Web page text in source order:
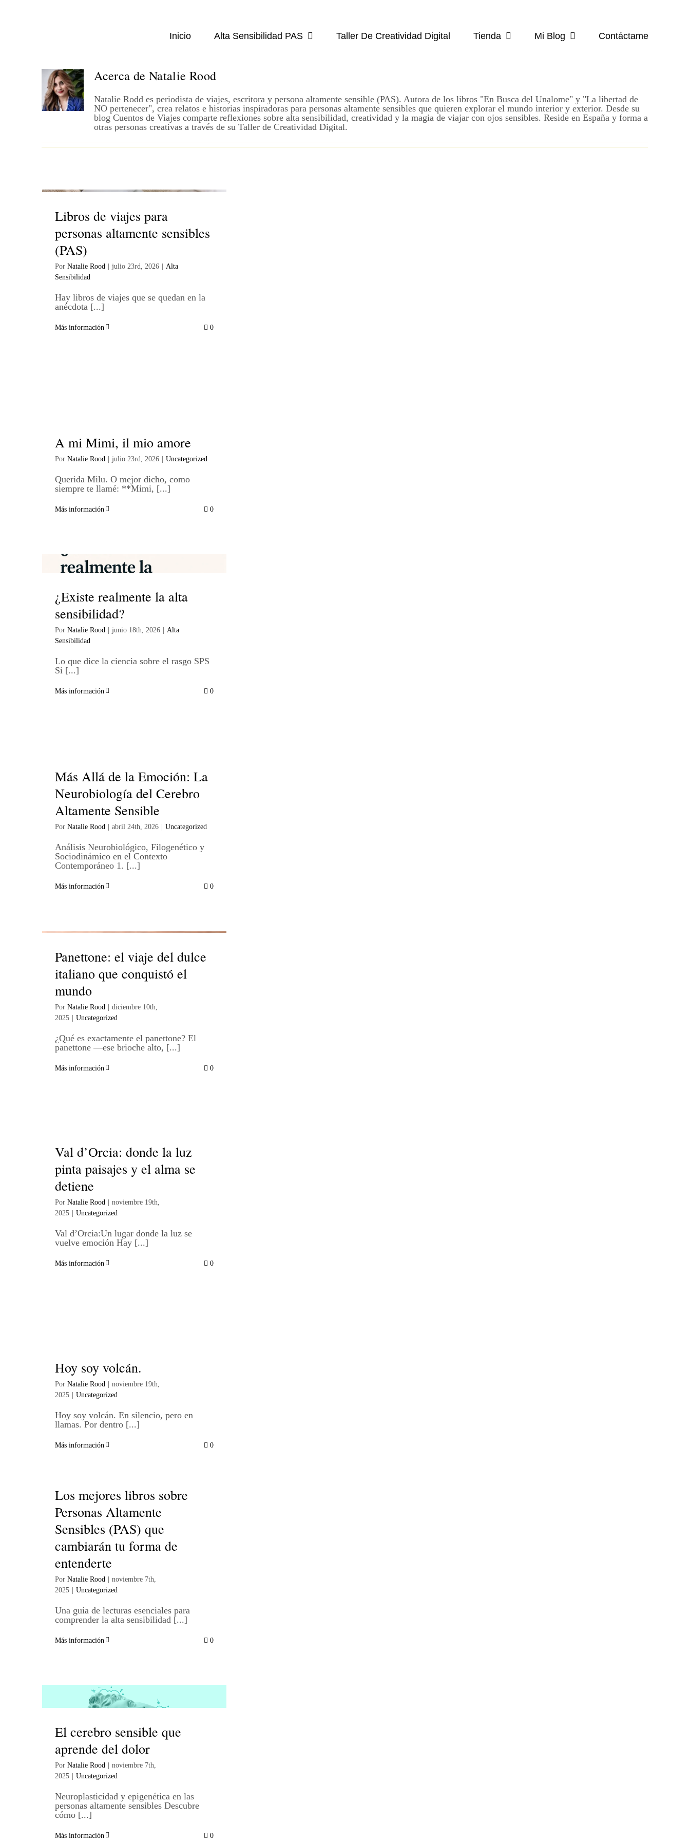
Inicio
Alta Sensibilidad PAS Taller De Creatividad Digital Tienda Mi Blog Contáctame
Acerca de Natalie Rood
Natalie Rodd es periodista de viajes, escritora y persona altamente sensible (PAS). Autora de los libros "En Busca del Unalome" y "La libertad de
NO pertenecer", crea relatos e historias inspiradoras para personas altamente sensibles que quieren explorar el mundo interior y exterior. Desde su
blog Cuentos de Viajes comparte reflexiones sobre alta sensibilidad, creatividad y la magia de viajar con ojos sensibles. Reside en España y forma a
otras personas creativas a través de su Taller de Creatividad Digital.
Libros de viajes para
personas altamente sensibles
(PAS)
PorNatalie Rood | julio 23rd, 2026 | Alta
Sensibilidad
Hay libros de viajes que se quedan en la
anécdota [...]
Más información 0
A mi Mimi, il mio amore
PorNatalie Rood | julio 23rd, 2026 | Uncategorized
Querida Milu. O mejor dicho, como
siempre te llamé: **Mimi, [...]
Más información 0
¿Existe realmente la alta
sensibilidad?
PorNatalie Rood junio 18th, 2026
Alta
Sensibilidad
Lo que dice la ciencia sobre el rasgo SPS
Si [...]
Más información 0
Más Allá de la Emoción: La
Neurobiología del Cerebro
Altamente Sensible
PorNatalie Rood | abril 24th, 2026 | Uncategorized
Análisis Neurobiológico, Filogenético y
Sociodinámico en el Contexto
Contemporáneo 1. [...]
Más información 0
Panettone: el viaje del dulce
italiano que conquistó el
mundo
PorNatalie Rood
diciembre 10th,
2025
Uncategorized
¿Qué es exactamente el panettone? El
panettone —ese brioche alto, [...]
Más información 0
Val d’Orcia: donde la luz
pinta paisajes y el alma se
detiene
PorNatalie Rood
noviembre 19th,
2025
Uncategorized
Val d’Orcia:Un lugar donde la luz se
vuelve emoción Hay [...]
Más información 0
Hoy soy volcán.
PorNatalie Rood
noviembre 19th,
2025
Uncategorized
Hoy soy volcán. En silencio, pero en
llamas. Por dentro [...]
Más información 0
Los mejores libros sobre
Personas Altamente
Sensibles (PAS) que
cambiarán tu forma de
entenderte
PorNatalie Rood
noviembre 7th,
2025
Uncategorized
Una guía de lecturas esenciales para
comprender la alta sensibilidad [...]
Más información 0
El cerebro sensible que
aprende del dolor
PorNatalie Rood
noviembre 7th,
2025
Uncategorized
Neuroplasticidad y epigenética en las
personas altamente sensibles Descubre
cómo [...]
Más información 0